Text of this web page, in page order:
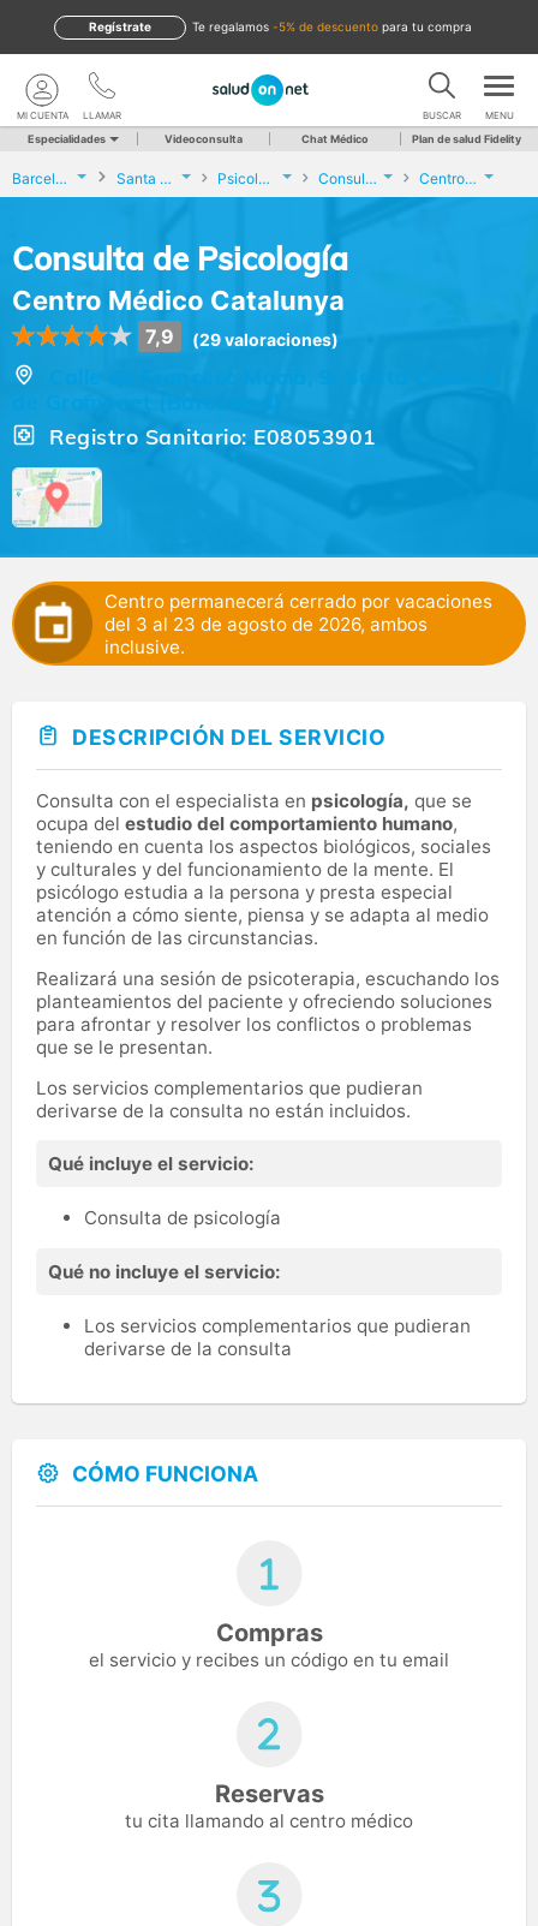
te regalamos -5% de descuento para tu compra
Regístrate
LLAMAR
MI CUENTA BUSCAR MENU
Especialidades Videoconsulta Chat Médico Plan de salud Fidelity
Barcelona Santa Coloma de Gramenet Psicología Consulta de Psicología Centro Médico Catalunya
Consulta de Psicología
Centro Médico Catalunya
7,9 (29 valoraciones)
Calle de Francesc Macià, 9, Santa Coloma
Registro Sanitario: E08053901
Centro permanecerá cerrado por vacaciones
del 3 al 23 de agosto de 2026, ambos
inclusive.
DESCRIPCIÓN DEL SERVICIO
Consulta con el especialista en psicología, que se
ocupa del estudio del comportamiento humano,
teniendo en cuenta los aspectos biológicos, sociales
y culturales y del funcionamiento de la mente. El
psicólogo estudia a la persona y presta especial
atención a cómo siente, piensa y se adapta al medio
en función de las circunstancias.
Realizará una sesión de psicoterapia, escuchando los
planteamientos del paciente y ofreciendo soluciones
para afrontar y resolver los conflictos o problemas
que se le presentan.
Los servicios complementarios que pudieran
derivarse de la consulta no están incluidos.
Qué incluye el servicio:
Consulta de psicología
Qué no incluye el servicio:
Los servicios complementarios que pudieran
derivarse de la consulta
CÓMO FUNCIONA
Compras
el servicio y recibes un código en tu email
Reservas
tu cita llamando al centro médico